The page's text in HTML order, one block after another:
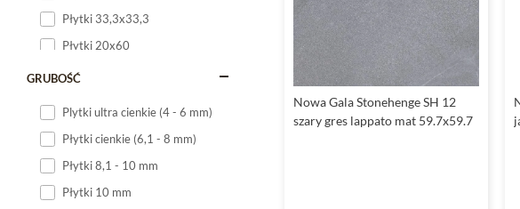
Płytki 33,3x33,3
Płytki 20x60
Płytki 20x120
GRUBOŚĆ
Plytki ultra cienkie (4 - 6 mm)
Płytki cienkie (6,1 - 8 mm)
Płytki 8,1 - 10 mm
Płytki 10 mm
Nowa Gala Stonehenge SH 12
szary gres lappato mat 59.7x59.7